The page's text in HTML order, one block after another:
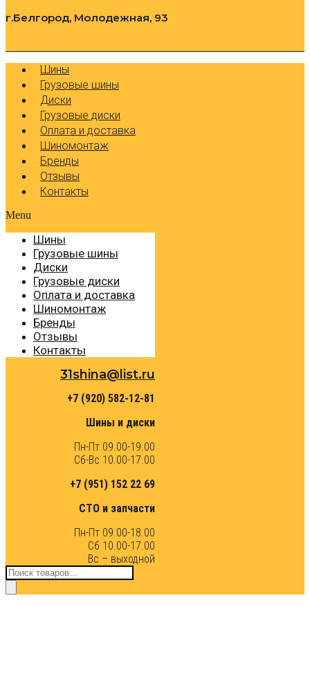
г.Белгород, Молодежная, 93
Шины
Грузовые шины
Диски
Грузовые диски
Оплата и доставка
Шиномонтаж
Бренды
Отзывы
Контакты
Menu
Шины
Грузовые шины
Диски
Грузовые диски
Оплата и доставка
Шиномонтаж
Бренды
Отзывы
Контакты
31shina@list.ru
+7 (920) 582-12-81
Шины и диски
Пн-Пт 09.00-19.00
Сб-Вс 10.00-17.00
+7 (951) 152 22 69
СТО и запчасти
Пн-Пт 09.00-18.00
Сб 10.00-17.00
Вс – выходной
Поиск
товаров